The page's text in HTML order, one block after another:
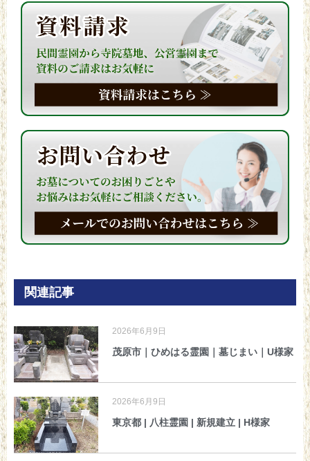
関連記事
茂原市｜ひめはる霊園｜墓じまい｜U様家
2026年6月9日
東京都 | 八柱霊園 | 新規建立 | H様家
2026年6月9日